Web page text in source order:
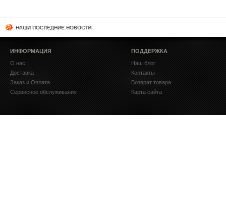
НАШИ ПОСЛЕДНИЕ НОВОСТИ
ИНФОРМАЦИЯ
О нас
Доставка
Заказ и Оплата
Сервисное обслуживание
ПОДДЕРЖКА
Наш блог
Контакты
Возврат товара
Карта сайта